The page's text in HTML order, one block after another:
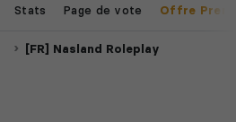
Stats Page de vote Offre
[FR] Nasland Roleplay